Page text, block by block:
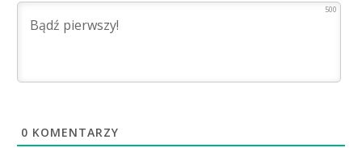
500
0 KOMENTARZY